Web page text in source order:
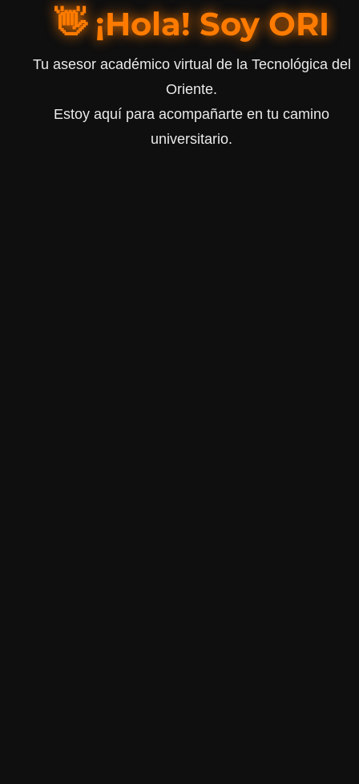
👋 ¡Hola! Soy ORI
Tu asesor académico virtual de la Tecnológica del
Oriente.
Estoy aquí para acompañarte en tu camino
universitario.